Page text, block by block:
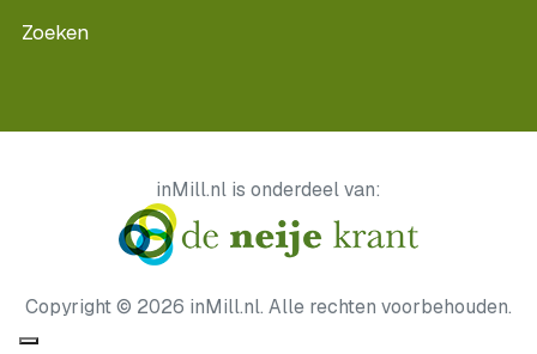
Zoeken
inMill.nl is onderdeel van:
Copyright © 2026 inMill.nl. Alle rechten voorbehouden.